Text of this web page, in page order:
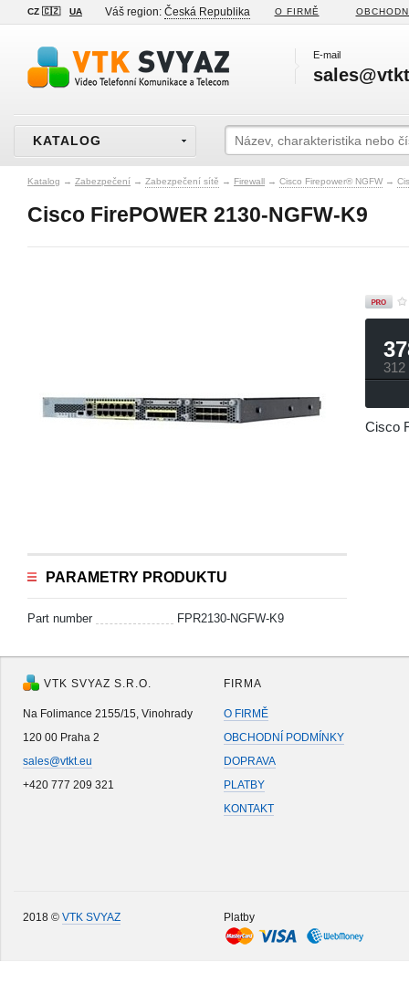
CZ 🇨🇿 UA Váš region: Česká Republika O FIRMĚ
E-mail
KATALOG
Katalog → Zabezpečení → Zabezpečení sítě → Firewall → Cisco Firepower® NGFW →
Cisco FirePOWER 2130-NGFW-K9
PARAMETRY PRODUKTU
Part number FPR2130-NGFW-K9
Cisco
VTK SVYAZ S.R.O.
Na Folimance 2155/15, Vinohrady
120 00 Praha 2
sales@vtkt.eu
+420 777 209 321
FIRMA
O FIRMĚ
OBCHODNÍ PODMÍNKY
DOPRAVA
PLATBY
KONTAKT
2018 © VTK SVYAZ Platby